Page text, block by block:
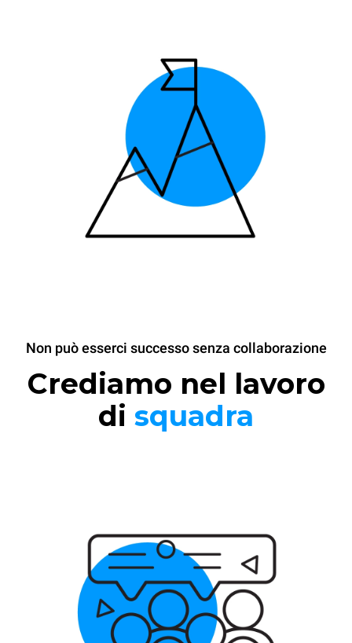
Non può esserci successo senza collaborazione
Crediamo nel lavoro
di squadra